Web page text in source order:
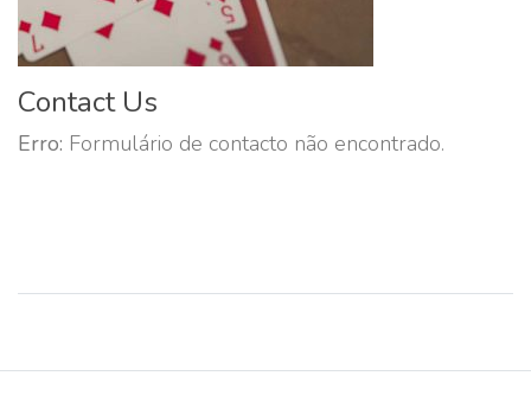
Contact Us
Erro: Formulário de contacto não encontrado.